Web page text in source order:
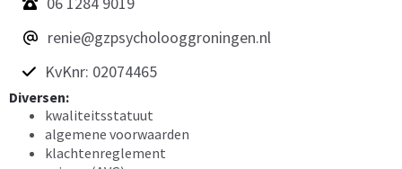
renie@gzpsycholooggroningen.nl
KvKnr: 02074465
Diversen:
kwaliteitsstatuut
algemene voorwaarden
klachtenreglement